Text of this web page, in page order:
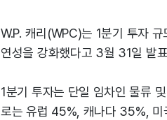
W.P. 캐리(WPC)는 1분기 투자
연성을 강화했다고 3월 31일 발
1분기 투자는 단일 임차인 물류
로는 유럽 45%, 캐나다 35%, 미